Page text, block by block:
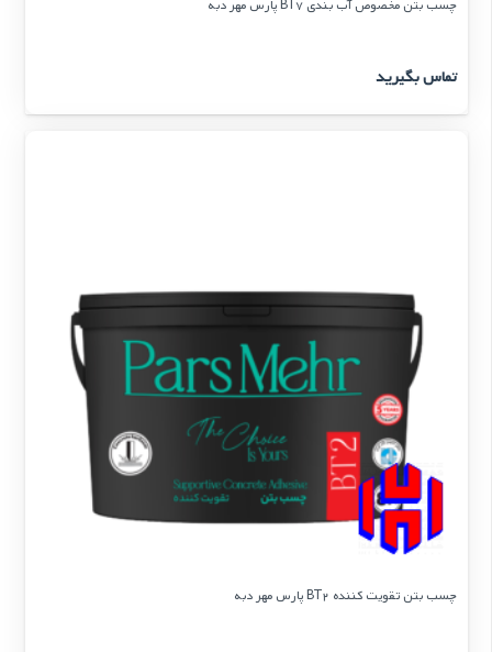
چسب بتن مخصوص آب بندی BT7 پارس مهر دبه
تماس بگیرید
چسب بتن تقویت کننده BT2 پارس مهر دبه